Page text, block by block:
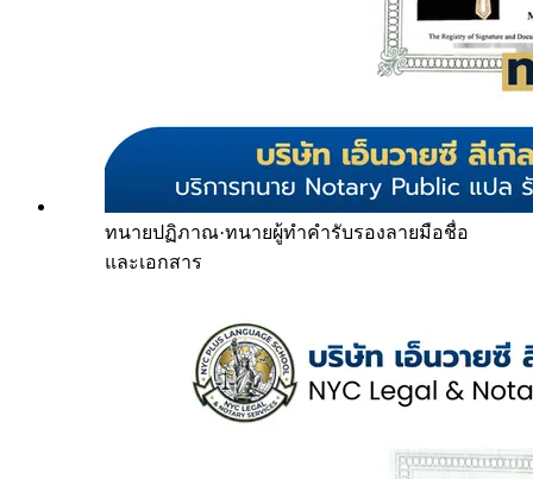
ทนายปฏิภาณ·ทนายผู้ทำคำรับรองลายมือชื่อ
และเอกสาร